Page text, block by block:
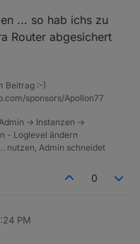
... so hab ichs zu
Router abgesichert
Beitrag :-)
sponsors/Apollon77
-> Instanzen ->
- Loglevel ändern
nutzen, Admin schneidet
0
PM